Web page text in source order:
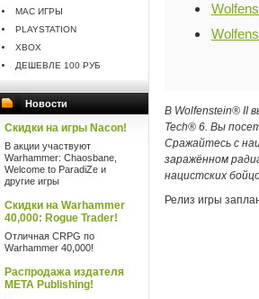
MAC ИГРЫ
PLAYSTATION
XBOX
ДЕШЕВЛЕ 100 РУБ
Новости
Скидки на игры Nacon!
В акции участвуют
Warhammer: Chaosbane,
Welcome to ParadiZe и
другие игры
Скидки на Warhammer
40,000: Rogue Trader!
Отличная CRPG по
Warhammer 40,000!
Распродажа издателя
META Publishing!
В Wolfenstein® II
Tech® 6. Вы
Сражайтесь с
заражённом
нацистских
Релиз игры